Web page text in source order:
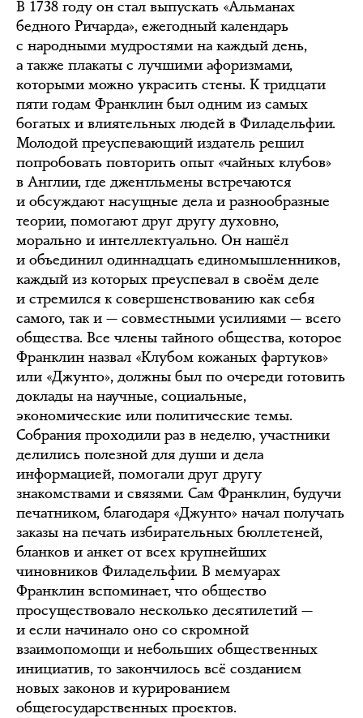
В 1738 году он стал выпускать «Альманах
бедного Ричарда», ежегодный календарь
с народными мудростями на каждый день,
а также плакаты с лучшими афоризмами,
которыми можно украсить стены. К тридцати
пяти годам Франклин был одним из самых
богатых и влиятельных людей в Филадельфии.
Молодой преуспевающий издатель решил
попробовать повторить опыт «чайных клубов»
в Англии, где джентльмены встречаются
и обсуждают насущные дела и разнообразные
теории, помогают друг другу духовно,
морально и интеллектуально. Он нашёл
и объединил одиннадцать единомышленников,
каждый из которых преуспевал в своём деле
и стремился к совершенствованию как себя
самого, так и — совместными усилиями — всего
общества. Все члены тайного общества, которое
Франклин назвал «Клубом кожаных фартуков»
или «Джунто», должны был по очереди готовить
доклады на научные, социальные,
экономические или политические темы.
Собрания проходили раз в неделю, участники
делились полезной для души и дела
информацией, помогали друг другу
знакомствами и связями. Сам Франклин, будучи
печатником, благодаря «Джунто» начал получать
заказы на печать избирательных бюллетеней,
бланков и анкет от всех крупнейших
чиновников Филадельфии. В мемуарах
Франклин вспоминает, что общество
просуществовало несколько десятилетий —
и если начинало оно со скромной
взаимопомощи и небольших общественных
инициатив, то закончилось всё созданием
новых законов и курированием
общегосударственных проектов.